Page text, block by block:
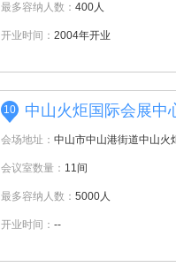
最多容纳人数： 400人
开业时间： 2004年开业
10 中山火炬国际会展中
会场地址： 中山市中山港街道中山火
会议室数量： 11间
最多容纳人数： 5000人
开业时间： --